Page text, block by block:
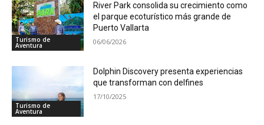
Turismo de
Aventura
River Park consolida su crecimiento como
el parque ecoturístico más grande de
Puerto Vallarta
06/06/2026
Turismo de
Aventura
Dolphin Discovery presenta experiencias
que transforman con delfines
17/10/2025